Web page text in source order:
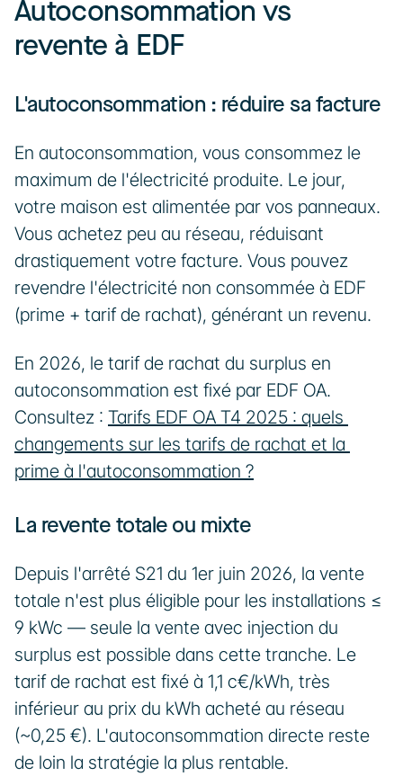
Autoconsommation vs
revente à EDF
L'autoconsommation : réduire sa facture
En autoconsommation, vous consommez le
maximum de l'électricité produite. Le jour,
votre maison est alimentée par vos panneaux.
Vous achetez peu au réseau, réduisant
drastiquement votre facture. Vous pouvez
revendre l'électricité non consommée à EDF
(prime + tarif de rachat), générant un revenu.
En 2026, le tarif de rachat du surplus en
autoconsommation est fixé par EDF OA.
Consultez : Tarifs EDF OA T4 2025 : quels
changements sur les tarifs de rachat et la
prime à l'autoconsommation ?
La revente totale ou mixte
Depuis l'arrêté S21 du 1er juin 2026, la vente
totale n'est plus éligible pour les installations ≤
9 kWc — seule la vente avec injection du
surplus est possible dans cette tranche. Le
tarif de rachat est fixé à 1,1 c€/kWh, très
inférieur au prix du kWh acheté au réseau
(~0,25 €). L'autoconsommation directe reste
de loin la stratégie la plus rentable.